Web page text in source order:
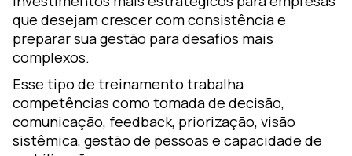
que desejam crescer com consistência e
preparar sua gestão para desafios mais
complexos.
Esse tipo de treinamento trabalha
competências como tomada de decisão,
comunicação, feedback, priorização, visão
sistêmica, gestão de pessoas e capacidade de